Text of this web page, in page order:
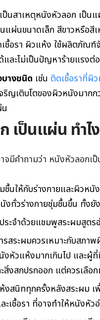
ป็นสาเหตุหนังหัวลอก เป็
แผ่นขนาดเล็ก สีขาวหรือสี
ชื้อรา ผิวแห้ง ใช้ผลิตภัณฑ์
และไม่เป็นปัญหาร้ายแรงต่
างชนิด เช่น ติดเชื้อราที่ผิ
ริญเติบโตของผิวหนังมาก
เป็นแผ่น ทําไ
มีคำถามว่า หนังหัวลอกเ
ชื้นให้กับร่างกายและผิวห
งทั่วร่างกายชุ่มชื้นขึ้น ทั้ง
ระจำด้วยแชมพูสระผมสูต
รสระผมควรเหมาะกับสภ
งหัวแห้งมากเกินไป และ
สิ่งสกปรกออก แต่ควรเลือ
งสนิททุกครั้งหลังสระผม
ะเชื้อรา ที่อาจทำให้หนังหั